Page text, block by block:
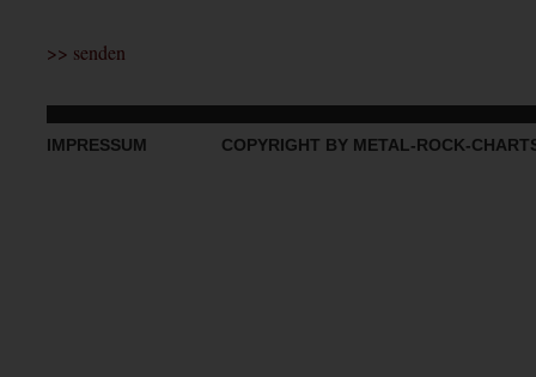
IMPRESSUM COPYRIGHT BY METAL-ROCK-